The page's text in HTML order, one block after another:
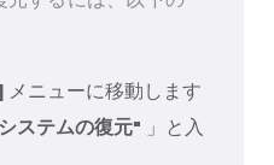
メニューに移動します
ステムの復元" 」と入